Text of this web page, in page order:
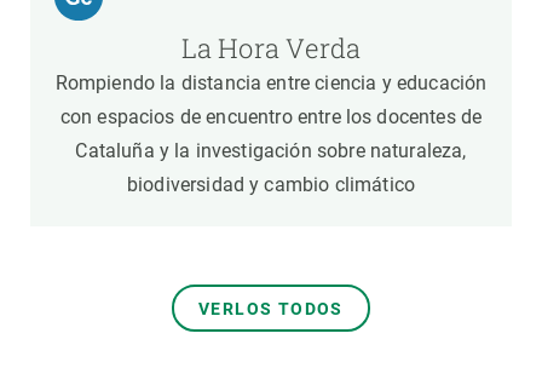
La Hora Verda
Rompiendo la distancia entre ciencia y educación
con espacios de encuentro entre los docentes de
Cataluña y la investigación sobre naturaleza,
biodiversidad y cambio climático
VERLOS TODOS